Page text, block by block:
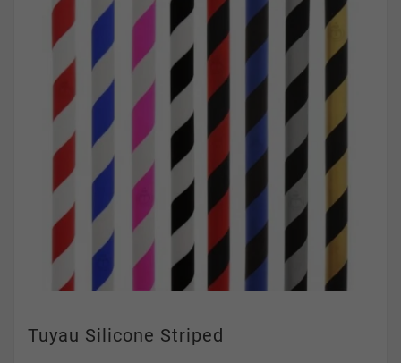
Tuyau Silicone Striped